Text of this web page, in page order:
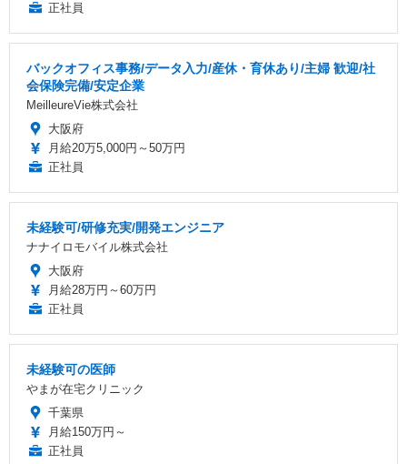
正社員
バックオフィス事務/データ入力/産休・育休あり/主婦 歓迎/社
会保険完備/安定企業
MeilleureVie株式会社
大阪府
月給20万5,000円～50万円
正社員
未経験可/研修充実/開発エンジニア
ナナイロモバイル株式会社
大阪府
月給28万円～60万円
正社員
未経験可の医師
やまが在宅クリニック
千葉県
月給150万円～
正社員